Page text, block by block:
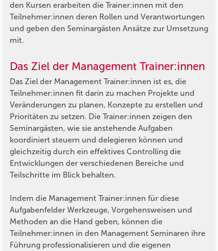
den Kursen erarbeiten die Trainer:innen mit den
Teilnehmer:innen deren Rollen und Verantwortungen
und geben den Seminargästen Ansätze zur Umsetzung
mit.
Das Ziel der Management Trainer:innen
Das Ziel der Management Trainer:innen ist es, die
Teilnehmer:innen fit darin zu machen Projekte und
Veränderungen zu planen, Konzepte zu erstellen und
Prioritäten zu setzen. Die Trainer:innen zeigen den
Seminargästen, wie sie anstehende Aufgaben
koordiniert steuern und delegieren können und
gleichzeitig durch ein effektives Controlling die
Entwicklungen der verschiedenen Bereiche und
Teilschritte im Blick behalten.
Indem die Management Trainer:innen für diese
Aufgabenfelder Werkzeuge, Vorgehensweisen und
Methoden an die Hand geben, können die
Teilnehmer:innen in den Management Seminaren ihre
Führung professionalisieren und die eigenen